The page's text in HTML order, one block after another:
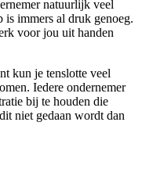
natuurlijk veel
is immers al druk genoeg.
voor jou uit handen
kun je tenslotte veel
Iedere ondernemer
bij te houden die
niet gedaan wordt dan